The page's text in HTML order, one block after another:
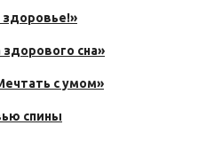
сна»
с умом»
спины